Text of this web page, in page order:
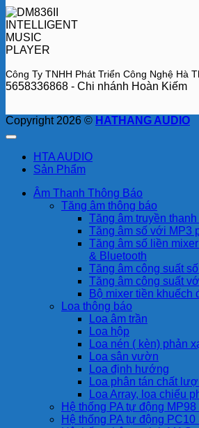
Công Ty TNHH Phát Triển Công Nghệ Hà
5658336868 - Chi nhánh Hoàn Kiếm
Copyright 2026 © HATHANG AUDIO
HTA AUDIO
Sản Phẩm
Âm Thanh Thông Báo
Tăng âm thông báo
Tăng âm truyền thanh
Tăng âm số với MP3
Tăng âm số liền
& Bluetooth
Tăng âm công suất
Tăng âm công suất
Bộ mixer tiền khuếch
Loa thông báo
Loa âm trần
Loa hộp
Loa nén ( kèn) phản
Loa sân vườn
Loa định hướng
Loa phân tán chất
Loa Array, loa chiếu
Hệ thống PA tự động
Hệ thống PA tự động PC10